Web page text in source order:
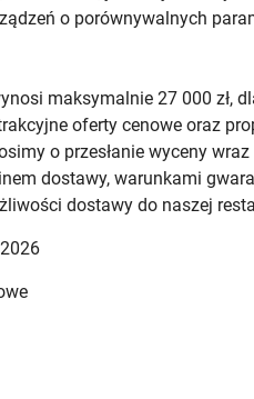
o porównywalnych
maksymalnie 27 000 zł,
oferty cenowe oraz
o przesłanie wyceny
dostawy, warunkami
dostawy do naszej